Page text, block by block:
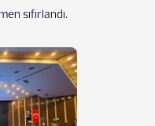
sıfırlandı.